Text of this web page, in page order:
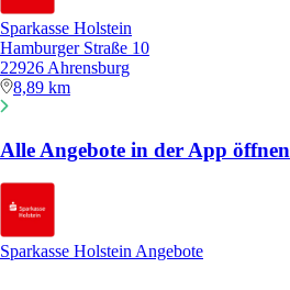
Sparkasse Holstein
Hamburger Straße 10
22926 Ahrensburg
8,89 km
Alle Angebote in der App öffnen
Sparkasse Holstein Angebote